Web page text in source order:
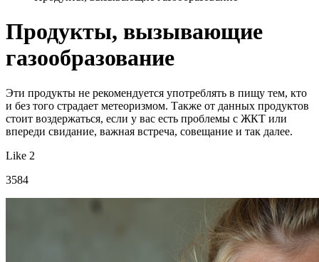
Продукты, вызывающие
газообразование
Эти продукты не рекомендуется употреблять в пищу тем, кто
и без того страдает метеоризмом. Также от данных продуктов
стоит воздержаться, если у вас есть проблемы с ЖКТ или
впереди свидание, важная встреча, совещание и так далее.
Like 2
3584